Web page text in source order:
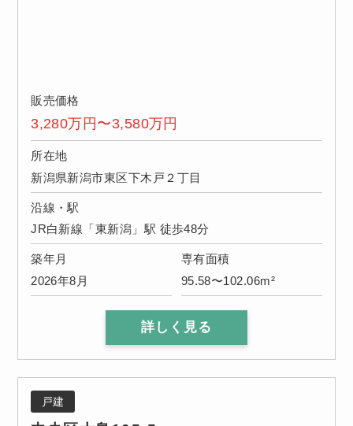
販売価格
3,280万円〜3,580万円
所在地
新潟県新潟市東区下木戸２丁目
沿線・駅
JR白新線「東新潟」駅 徒歩48分
築年月
2026年8月
専有面積
95.58〜102.06m²
詳しく見る
戸建